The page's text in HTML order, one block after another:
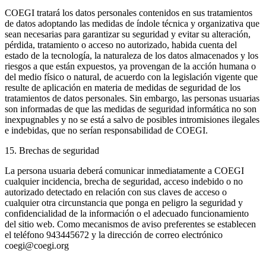
COEGI tratará los datos personales contenidos en sus tratamientos
de datos adoptando las medidas de índole técnica y organizativa que
sean necesarias para garantizar su seguridad y evitar su alteración,
pérdida, tratamiento o acceso no autorizado, habida cuenta del
estado de la tecnología, la naturaleza de los datos almacenados y los
riesgos a que están expuestos, ya provengan de la acción humana o
del medio físico o natural, de acuerdo con la legislación vigente que
resulte de aplicación en materia de medidas de seguridad de los
tratamientos de datos personales. Sin embargo, las personas usuarias
son informadas de que las medidas de seguridad informática no son
inexpugnables y no se está a salvo de posibles intromisiones ilegales
e indebidas, que no serían responsabilidad de COEGI.
15. Brechas de seguridad
La persona usuaria deberá comunicar inmediatamente a COEGI
cualquier incidencia, brecha de seguridad, acceso indebido o no
autorizado detectado en relación con sus claves de acceso o
cualquier otra circunstancia que ponga en peligro la seguridad y
confidencialidad de la información o el adecuado funcionamiento
del sitio web. Como mecanismos de aviso preferentes se establecen
el teléfono 943445672 y la dirección de correo electrónico
coegi@coegi.org